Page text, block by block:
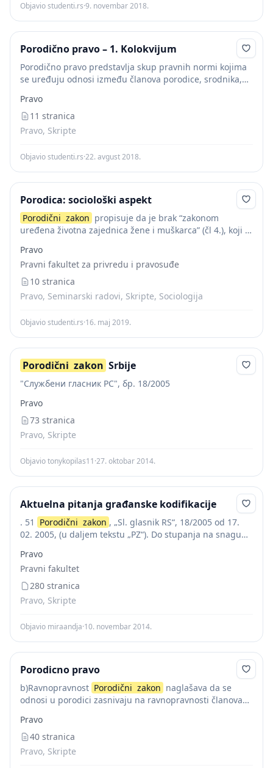
Objavio studenti.rs·9. novembar 2018.
Porodično pravo – 1. Kolokvijum
Porodično pravo predstavlja skup pravnih normi kojima
se uređuju odnosi između članova porodice, srodnika,
dr Počuča ) Sistem pravnih normi kojima se...
Pravo
11 stranica
Pravo, Skripte
Objavio studenti.rs·22. avgust 2018.
Porodica: sociološki aspekt
Porodični zakon propisuje da je brak “zakonom
uređena životna zajednica žene i muškarca” (čl 4.), koji “
građanskom ili verskom obliku (čl....
Pravo
Pravni fakultet za privredu i pravosuđe
10 stranica
Pravo, Seminarski radovi, Skripte, Sociologija
Objavio studenti.rs·16. maj 2019.
Porodični zakon Srbije
"Службени гласник РС", бр. 18/2005
Pravo
73 stranica
Pravo, Skripte
Objavio tonykopilas11·27. oktobar 2014.
Aktuelna pitanja građanske kodifikacije
. 51 Porodični zakon , „Sl. glasnik RS“, 18/2005 od 17.
02. 2005, (u daljem tekstu „PZ“). Do stupanja na snagu
braku i...
Pravo
Pravni fakultet
280 stranica
Pravo, Skripte
Objavio miraandja·10. novembar 2014.
Porodicno pravo
b)Ravnopravnost Porodični zakon naglašava da se
odnosi u porodici zasnivaju na ravnopravnosti članova
gdje se 7
Pravo
40 stranica
Pravo, Skripte